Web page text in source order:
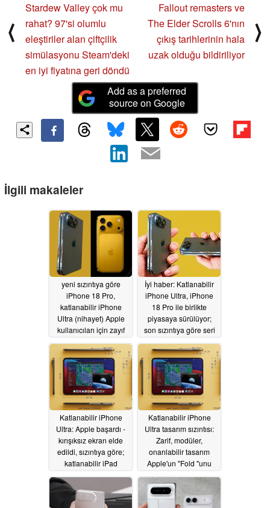
⟨
Stardew Valley çok mu
rahat? 97'si olumlu
eleştiriler alan çiftçilik
simülasyonu Steam'deki
en iyi fiyatına geri döndü
Fallout remasters ve
The Elder Scrolls 6'nın
çıkış tarihlerinin hala
uzak olduğu bildiriliyor
⟩
Add as a preferred
source on Google
İlgili makaleler
yeni sızıntıya göre
iPhone 18 Pro,
katlanabilir iPhone
Ultra (nihayet) Apple
kullanıcıları için zayıf
erdirecek05/22/2026
İyi haber: Katlanabilir
iPhone Ultra, iPhone
18 Pro ile birlikte
piyasaya sürülüyor;
son sızıntıya göre seri
05/20/2026
Katlanabilir iPhone
Ultra: Apple başardı -
kırışıksız ekran elde
edildi, sızıntıya göre;
katlanabilir iPad
05/20/2026
Katlanabilir iPhone
Ultra tasarım sızıntısı:
Zarif, modüler,
onarılabilir tasarım
Apple'un "Fold "unu
05/07/2026